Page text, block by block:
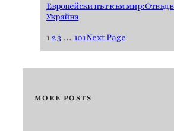
Европейски път към мир: Отвъд
Украйна
123 … 101Next Page
MORE POSTS